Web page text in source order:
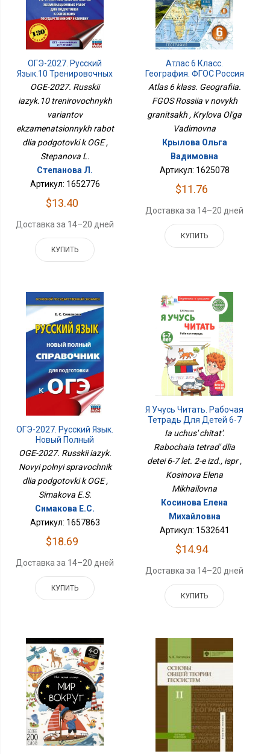
ОГЭ-2027. Русский
Язык.10 Тренировочных
Вариантов
Работ Для Подготовки К
ОГЭ
OGE-2027. Russkii
iazyk.10 trenirovochnykh
variantov
ekzamenatsionnykh rabot
dlia podgotovki k OGE ,
Stepanova L.
Степанова Л.
Артикул: 1652776
$13.40
Доставка за 14–20 дней
КУПИТЬ
Атлас 6 Класс.
География. ФГОС Россия
В Новых Границах
Atlas 6 klass. Geografiia.
FGOS Rossiia v novykh
granitsakh , Krylova Ol'ga
Vadimovna
Крылова Ольга
Вадимовна
Артикул: 1625078
$11.76
Доставка за 14–20 дней
КУПИТЬ
ОГЭ-2027. Русский Язык.
Новый Полный
Справочник Для
Подготовки К ОГЭ
OGE-2027. Russkii iazyk.
Novyi polnyi spravochnik
dlia podgotovki k OGE ,
Simakova E.S.
Симакова Е.С.
Артикул: 1657863
$18.69
Доставка за 14–20 дней
КУПИТЬ
Я Учусь Читать. Рабочая
Тетрадь Для Детей 6-7
Лет. 2-Е Изд., Испр
Ia uchus' chitat'.
Rabochaia tetrad' dlia
detei 6-7 let. 2-e izd., ispr ,
Kosinova Elena
Mikhailovna
Косинова Елена
Михайловна
Артикул: 1532641
$14.94
Доставка за 14–20 дней
КУПИТЬ